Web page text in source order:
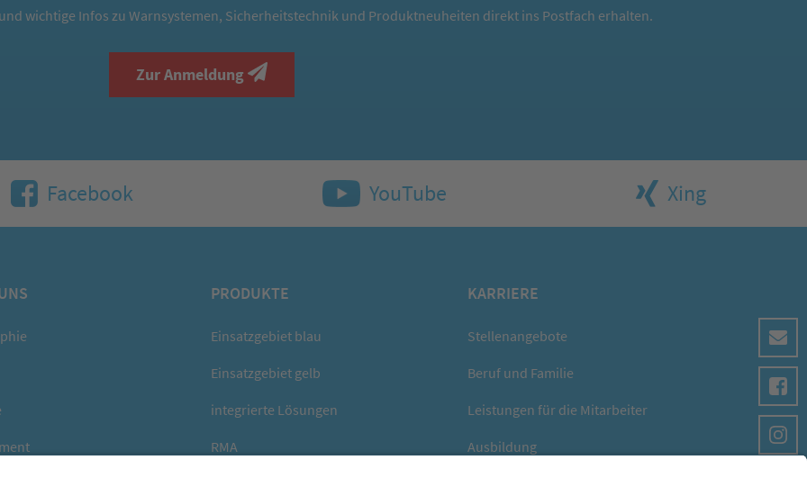
wichtige Infos zu Warnsystemen, Sicherheitstechnik und Produktneuheiten direkt ins Postfach erhalten.
Zur Anmeldung
Facebook YouTube Xing
PRODUKTE
Einsatzgebiet blau
Einsatzgebiet gelb
integrierte Lösungen
RMA
KARRIERE
Stellenangebote
Beruf und Familie
Leistungen für die Mitarbeiter
Ausbildung